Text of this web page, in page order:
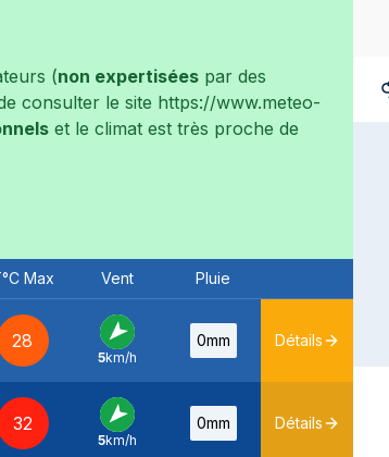
(non expertisées par des
consulter le site https://www.meteo-
et le climat est très proche de
Max Vent Pluie
28
NE
5km/h
0mm Détails
32
NE
5km/h
0mm Détails